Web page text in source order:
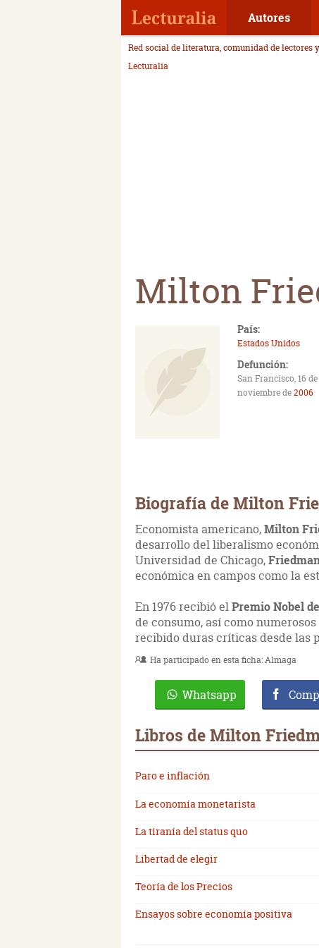
Autores
Red social de literatura, comunidad de lectores
Lecturalia
Milton
País:
Estados Unidos
Defunción:
San Francisco, 16 de
noviembre de2006
Biografía de Milton
Economista americano,Milton
desarrollo del liberalismo
Universidad de Chicago,
económica en campos como la
En 1976 recibió elPremio Nobel
de consumo, así como
recibido duras críticas desde las
Ha participado en esta ficha:Almaga
Whatsapp
Libros de Milton
Paro e inflación
La economía monetarista
La tiranía del status quo
Libertad de elegir
Teoría de los Precios
Ensayos sobre economía positiva